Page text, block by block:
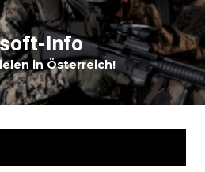
Info
in Österreich!